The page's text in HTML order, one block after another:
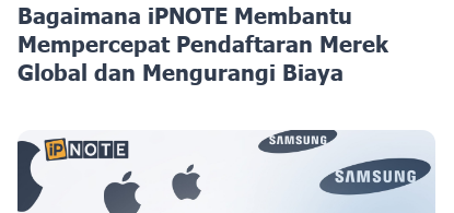
Bagaimana iPNOTE Membantu
Mempercepat Pendaftaran Merek
Global dan Mengurangi Biaya